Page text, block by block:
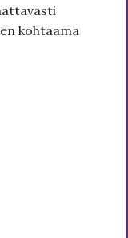
kohtaama